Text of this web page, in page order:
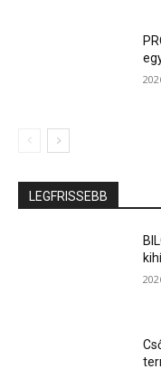
LEGFRISSEBB